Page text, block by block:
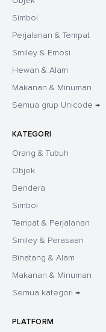
Simbol
Perjalanan & Tempat
Smiley & Emosi
Hewan & Alam
Makanan & Minuman
Semua grup Unicode →
KATEGORI
Orang & Tubuh
Objek
Bendera
Simbol
Tempat & Perjalanan
Smiley & Perasaan
Binatang & Alam
Makanan & Minuman
Semua kategori →
PLATFORM